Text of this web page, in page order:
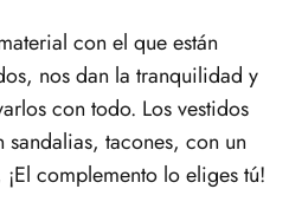
con el que están
nos dan la tranquilidad y
con todo. Los vestidos
tacones, con un
complemento lo eliges tú!